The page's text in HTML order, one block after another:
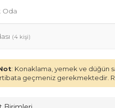
Oda
(4 kişi)
: Konaklama, yemek ve düğün
geçmeniz gerekmektedir.